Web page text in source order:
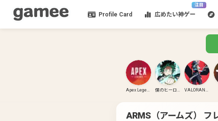
Profile Card
注目
広めたい神ゲー
Apex Legends 僕のヒーローアカデミア ULTRA RUMBLE VALORANT(PC)
ARMS（アームズ） フ